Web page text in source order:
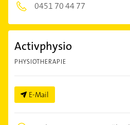
0451 70 44 77
Activphysio
PHYSIOTHERAPIE
E-Mail